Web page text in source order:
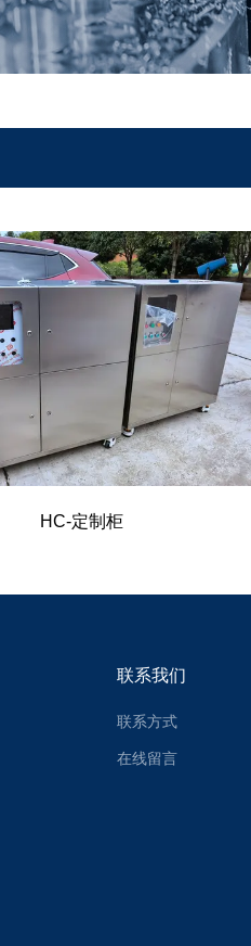
HC-定制柜
联系我们
联系方式
在线留言